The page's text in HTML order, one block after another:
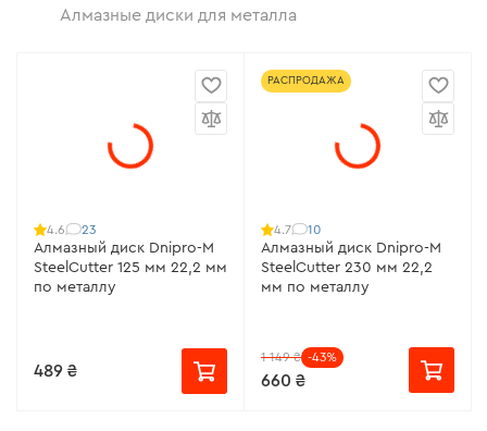
Алмазные диски для металла
4.6 23
Алмазный диск Dnipro-M
SteelCutter 125 мм 22,2 мм
по металлу
489 ₴
РАСПРОДАЖА
4.7 10
Алмазный диск Dnipro-M
SteelCutter 230 мм 22,2
мм по металлу
1 149 ₴ -43%
660 ₴